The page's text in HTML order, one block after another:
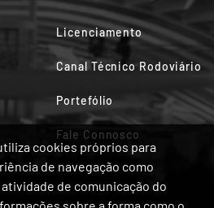
cookies próprios para
de navegação como
de comunicação do
Licenciamento
Canal Técnico Rodoviário
Portefólio
Fale Connosco